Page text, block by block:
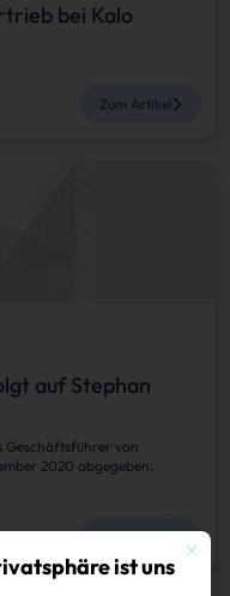
bei Kalo
Zum Artikel
auf Stephan
Geschäftsführer von
2020 abgegeben.
Mit
ist uns